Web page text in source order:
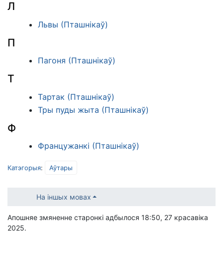
Л
Львы (Пташнікаў)
П
Пагоня (Пташнікаў)
Т
Тартак (Пташнікаў)
Тры пуды жыта (Пташнікаў)
Ф
Францужанкі (Пташнікаў)
Катэгорыя: Аўтары
На іншых мовах
Апошняе змяненне старонкі адбылося 18:50, 27 красавіка
2025.